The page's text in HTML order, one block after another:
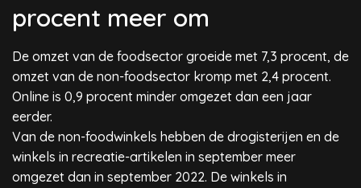
procent meer om
De omzet van de foodsector groeide met 7,3 procent, de
omzet van de non-foodsector kromp met 2,4 procent.
Online is 0,9 procent minder omgezet dan een jaar
eerder.
Van de non-foodwinkels hebben de drogisterijen en de
winkels in recreatie-artikelen in september meer
omgezet dan in september 2022. De winkels in